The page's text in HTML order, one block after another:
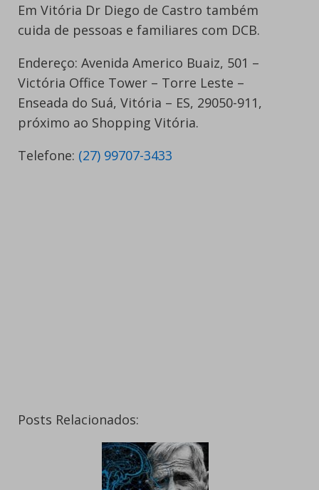
Em Vitória Dr Diego de Castro também
cuida de pessoas e familiares com DCB.
Endereço: Avenida Americo Buaiz, 501 –
Victória Office Tower – Torre Leste –
Enseada do Suá, Vitória – ES, 29050-911,
próximo ao Shopping Vitória.
Telefone: (27) 99707-3433
Posts Relacionados: